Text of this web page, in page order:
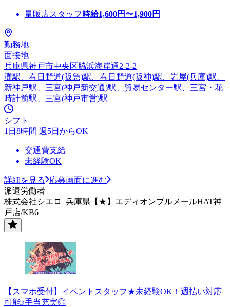
量販店スタッフ 時給1,600円〜1,900円
勤務地
面接地
兵庫県神戸市中央区脇浜海岸通2-2-2
灘駅、春日野道(阪急)駅、春日野道(阪神)駅、岩屋(兵庫)駅、
新神戸駅、三宮(神戸新交通)駅、貿易センター駅、三宮・花
時計前駅、三宮(神戸市営)駅
シフト
1日8時間 週5日からOK
交通費支給
未経験OK
詳細を見る
応募画面に進む
派遣労働者
株式会社シエロ_兵庫県【★】エディオンブルメールHAT神
戸店/KB6
【スマホ受付】イベントスタッフ★未経験OK！週払い対応
可能♪手当充実◎